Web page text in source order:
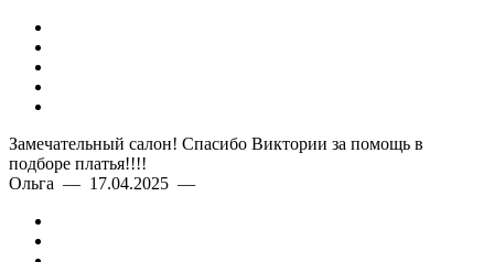
Замечательный салон! Спасибо Виктории за помощь в
подборе платья!!!!
Ольга — 17.04.2025 —